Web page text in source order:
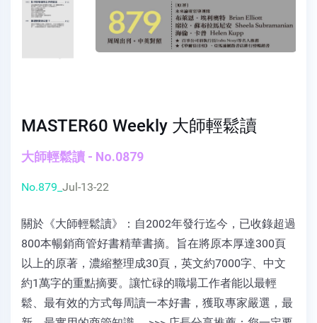
MASTER60 Weekly 大師輕鬆讀
大師輕鬆讀 - No.0879
No.879_ Jul-13-22
關於《大師輕鬆讀》：自2002年發行迄今，已收錄超過
800本暢銷商管好書精華書摘。旨在將原本厚達300頁
以上的原著，濃縮整理成30頁，英文約7000字、中文
約1萬字的重點摘要。讓忙碌的職場工作者能以最輕
鬆、最有效的方式每周讀一本好書，獲取專家嚴選，最